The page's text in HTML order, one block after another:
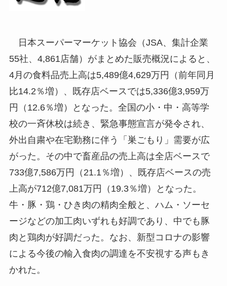
日本スーパーマーケット協会（JSA、集計企業
55社、4,861店舗）がまとめた販売概況によると、
4月の食料品売上高は5,489億4,629万円（前年同月
比14.2％増）、既存店ベースでは5,336億3,959万
円（12.6％増）となった。全国の小・中・高等学
校の一斉休校は続き、緊急事態宣言が発令され、
外出自粛や在宅勤務に伴う「巣ごもり」需要が広
がった。その中で畜産品の売上高は全店ベースで
733億7,586万円（21.1％増）、既存店ベースの売
上高が712億7,081万円（19.3％増）となった。
牛・豚・鶏・ひき肉の精肉全般と、ハム・ソーセ
ージなどの加工肉いずれも好調であり、中でも豚
肉と鶏肉が好調だった。なお、新型コロナの影響
による今後の輸入食肉の調達を不安視する声もき
かれた。